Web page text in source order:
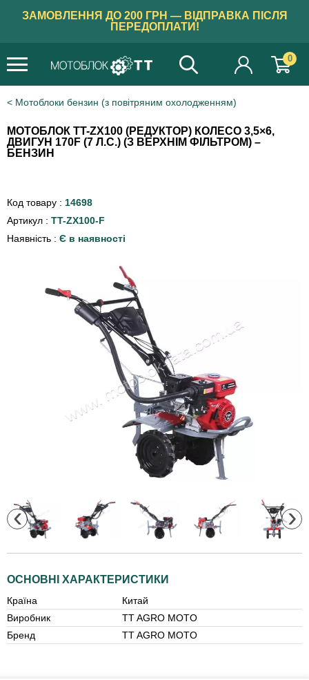
ЗАМОВЛЕННЯ ДО 200 ГРН — ВІДПРАВКА ПІСЛЯ
ПЕРЕДОПЛАТИ!
0
Мотоблоки бензин (з повітряним охолодженням)
МОТОБЛОК TT-ZX100 (РЕДУКТОР) КОЛЕСО 3,5×6,
ДВИГУН 170F (7 Л.С.) (З ВЕРХНІМ ФІЛЬТРОМ) –
БЕНЗИН
Код товару : 14698
Артикул : TT-ZX100-F
Наявність : Є в наявності
‹ ›
ОСНОВНІ ХАРАКТЕРИСТИКИ
Країна
Китай
Виробник
TT AGRO MOTO
Бренд
TT AGRO MOTO